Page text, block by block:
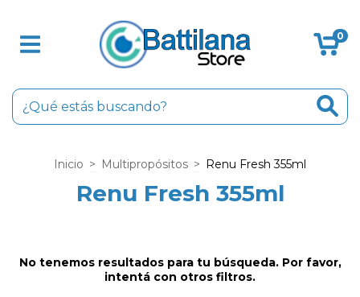
0
Inicio > Multipropósitos > Renu Fresh 355ml
Renu Fresh 355ml
No tenemos resultados para tu búsqueda. Por favor,
intentá con otros filtros.